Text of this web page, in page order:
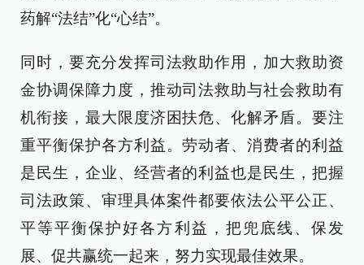
药解“法结”化“心结”。
同时，要充分发挥司法救助作用，加大救助资
金协调保障力度，推动司法救助与社会救助有
机衔接，最大限度济困扶危、化解矛盾。要注
重平衡保护各方利益。劳动者、消费者的利益
是民生，企业、经营者的利益也是民生，把握
司法政策、审理具体案件都要依法公平公正、
平等平衡保护好各方利益，把兜底线、保发
展、促共赢统一起来，努力实现最佳效果。